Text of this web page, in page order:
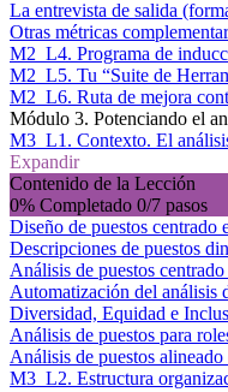
La entrevista de salida
Otras métricas
M2_L4. Programa de
M2_L5. Tu “Suite de
M2_L6. Ruta de mejora
Módulo 3. Potenciando el
M3_L1. Contexto. El
Expandir
Contenido de la Lección
0% Completado 0/7 pasos
Diseño de puestos centrado
Descripciones de puestos
Análisis de puestos
Automatización del análisis
Diversidad, Equidad e
Análisis de puestos para
Análisis de puestos
M3_L2. Estructura